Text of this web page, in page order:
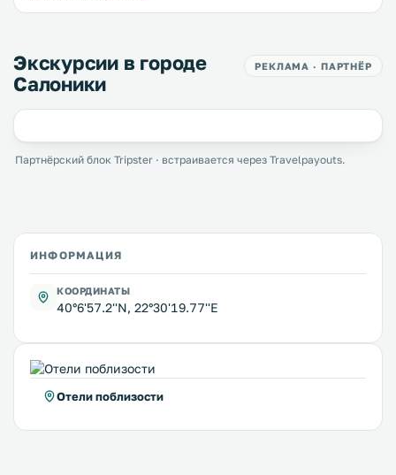
Экскурсии в городе
Салоники
РЕКЛАМА · ПАРТНЁР
Партнёрский блок Tripster · встраивается через Travelpayouts.
ИНФОРМАЦИЯ
КООРДИНАТЫ
40°6'57.2''N, 22°30'19.77''E
Отели поблизости